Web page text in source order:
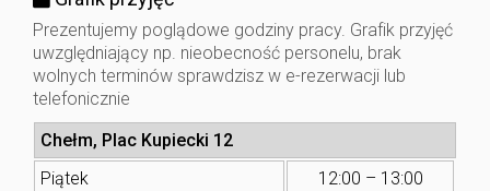
Prezentujemy poglądowe godziny pracy. Grafik przyjęć
uwzględniający np. nieobecność personelu, brak
wolnych terminów sprawdzisz w e-rezerwacji lub
telefonicznie
Chełm, Plac Kupiecki 12
Piątek
12:00 – 13:00